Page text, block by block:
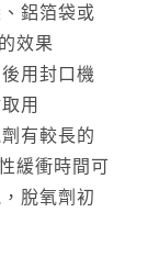
鋁箔袋或
效果
用封口機
用
有較長的
緩衝時間可
脫氧劑初